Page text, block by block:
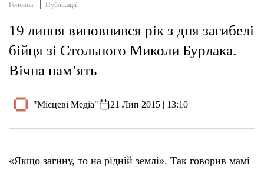
Головна Публікації
19 липня виповнився рік з дня загибелі
бійця зі Стольного Миколи Бурлака.
Вічна пам’ять
"Місцеві Медіа" 21 Лип 2015 | 13:10
«Якщо загину, то на рідній землі». Так говорив мамі